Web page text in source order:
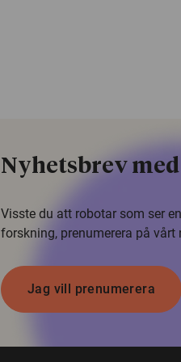
Nyhetsbrev
Visste du att robotar som ser
forskning, prenumerera på vårt
Jag vill prenumerera